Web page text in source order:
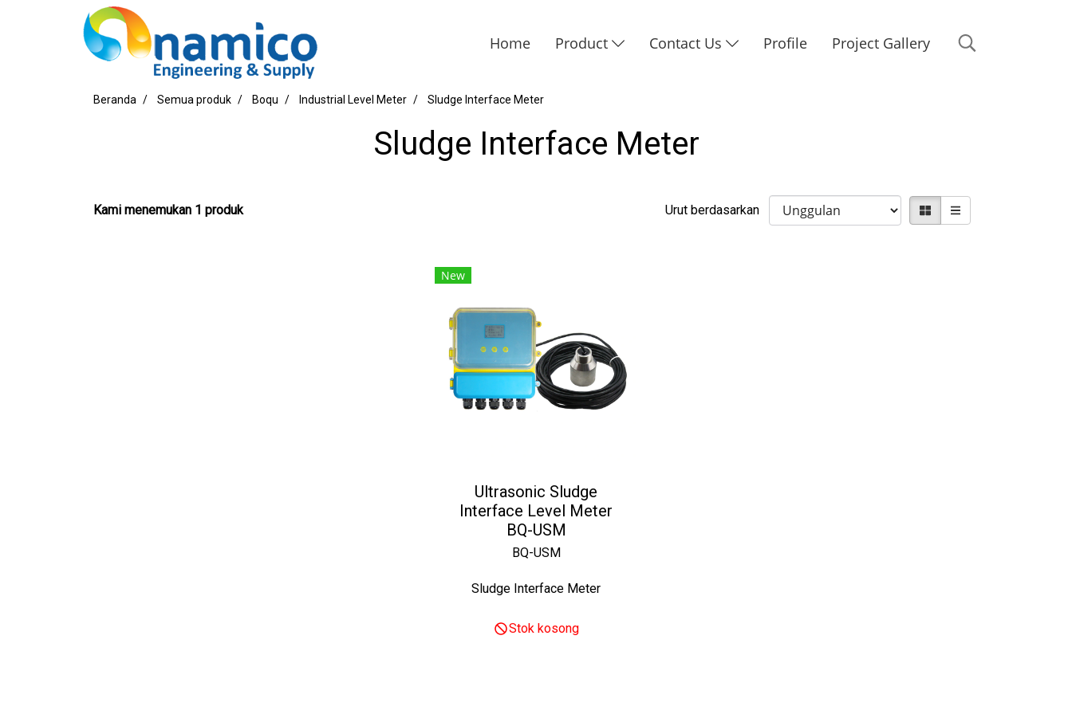
Home Product Contact Us Profile Project Gallery
Beranda Semua produk Boqu Industrial Level Meter Sludge Interface Meter
Sludge Interface Meter
Kami menemukan 1 produk Urut berdasarkan
New
Ultrasonic Sludge
Interface Level Meter
BQ-USM
BQ-USM
Sludge Interface Meter
Stok kosong